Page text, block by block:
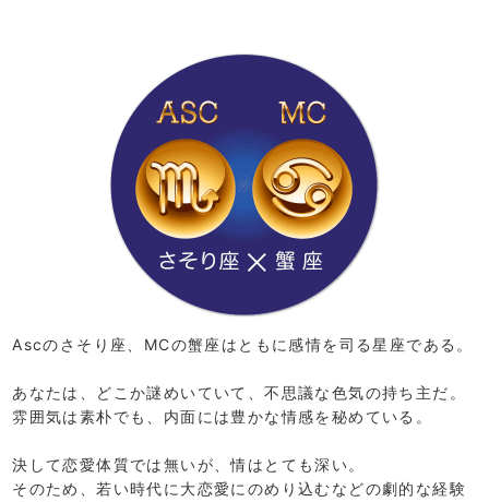
Ascのさそり座、MCの蟹座はともに感情を司る星座である。
あなたは、どこか謎めいていて、不思議な色気の持ち主だ。
雰囲気は素朴でも、内面には豊かな情感を秘めている。
決して恋愛体質では無いが、情はとても深い。
そのため、若い時代に大恋愛にのめり込むなどの劇的な経験